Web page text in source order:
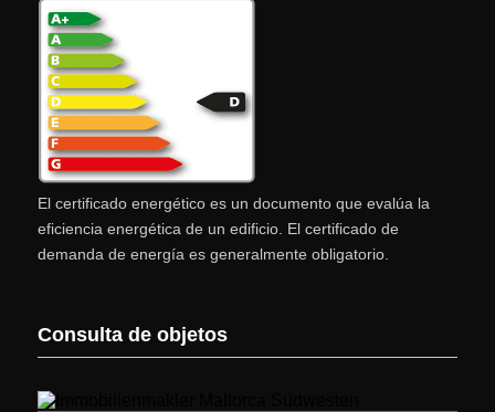
El certificado energético es un documento que evalúa la
eficiencia energética de un edificio. El certificado de
demanda de energía es generalmente obligatorio.
Consulta de objetos